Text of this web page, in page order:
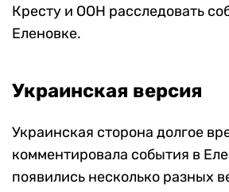
Кресту и ООН расследовать
Еленовке.
Украинская версия
Украинская сторона долгое
комментировала события в
появились несколько разных